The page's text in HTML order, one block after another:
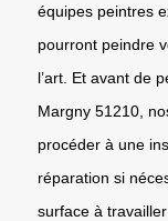
équipes peintres
pourront peindre
l’art. Et avant de
Margny 51210,
procéder à une
réparation si
surface à